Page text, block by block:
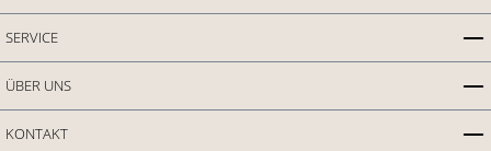
SERVICE
ÜBER UNS
KONTAKT